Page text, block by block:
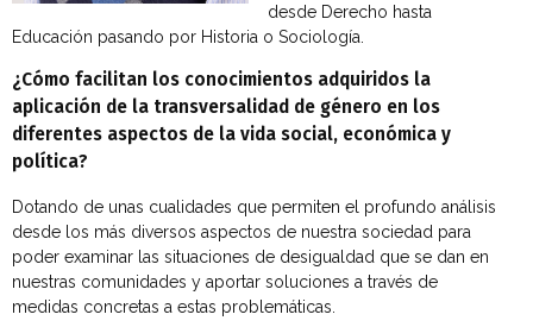
desde Derecho hasta
Educación pasando por Historia o Sociología.
¿Cómo facilitan los conocimientos adquiridos la
aplicación de la transversalidad de género en los
diferentes aspectos de la vida social, económica y
política?
Dotando de unas cualidades que permiten el profundo análisis
desde los más diversos aspectos de nuestra sociedad para
poder examinar las situaciones de desigualdad que se dan en
nuestras comunidades y aportar soluciones a través de
medidas concretas a estas problemáticas.